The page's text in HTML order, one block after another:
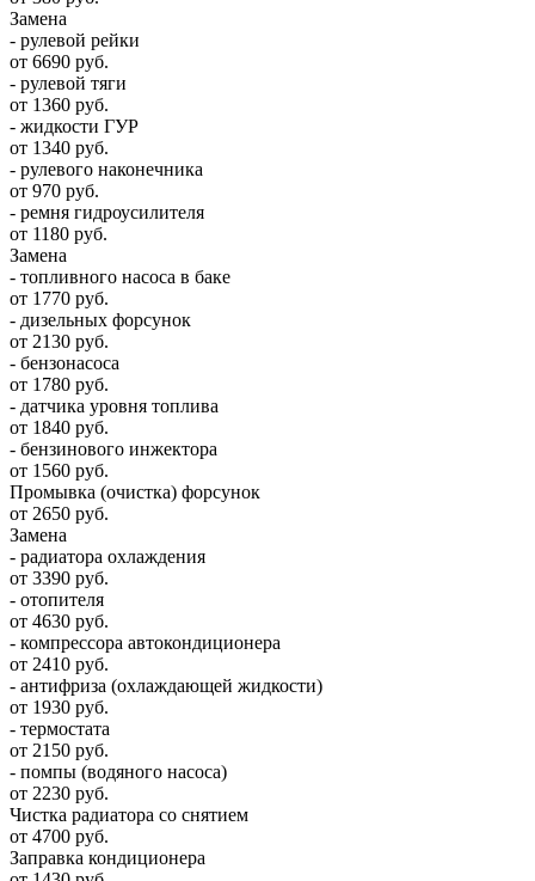
Замена
- рулевой рейки
от 6690 руб.
- рулевой тяги
от 1360 руб.
- жидкости ГУР
от 1340 руб.
- рулевого наконечника
от 970 руб.
- ремня гидроусилителя
от 1180 руб.
Замена
- топливного насоса в баке
от 1770 руб.
- дизельных форсунок
от 2130 руб.
- бензонасоса
от 1780 руб.
- датчика уровня топлива
от 1840 руб.
- бензинового инжектора
от 1560 руб.
Промывка (очистка) форсунок
от 2650 руб.
Замена
- радиатора охлаждения
от 3390 руб.
- отопителя
от 4630 руб.
- компрессора автокондиционера
от 2410 руб.
- антифриза (охлаждающей жидкости)
от 1930 руб.
- термостата
от 2150 руб.
- помпы (водяного насоса)
от 2230 руб.
Чистка радиатора со снятием
от 4700 руб.
Заправка кондиционера